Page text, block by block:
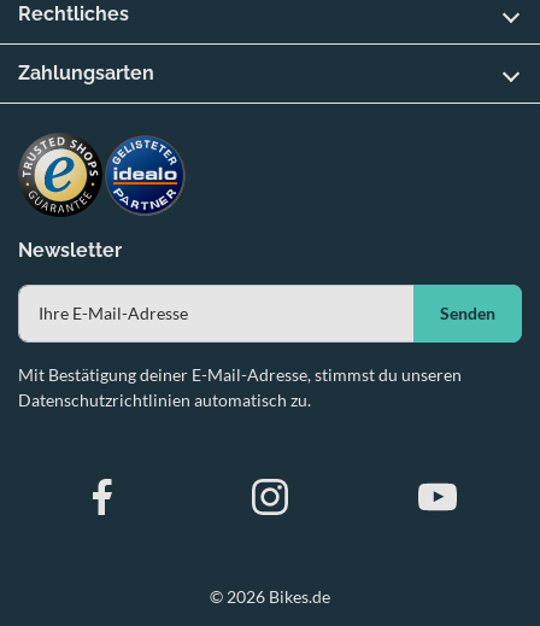
Newsletter
Senden
Mit Bestätigung deiner E-Mail-Adresse, stimmst du unseren
Datenschutzrichtlinien automatisch zu.
Rechtliches
Zahlungsarten
© 2026 Bikes.de